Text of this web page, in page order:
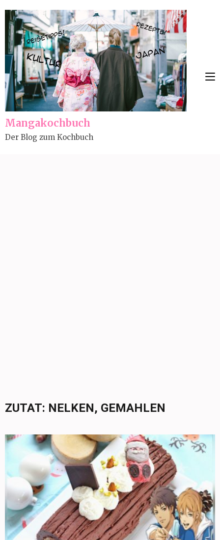
content
(Press
Enter)
Mangakochbuch
Der Blog zum Kochbuch
ZUTAT: NELKEN, GEMAHLEN